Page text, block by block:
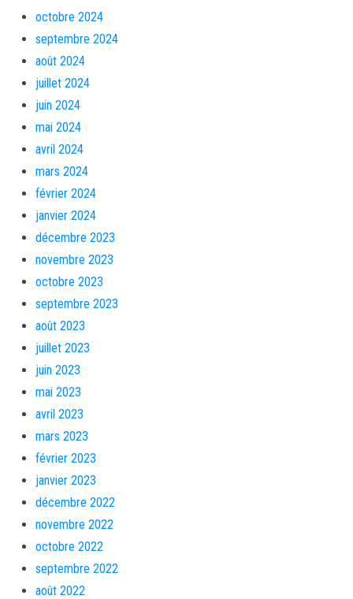
octobre 2024
septembre 2024
août 2024
juillet 2024
juin 2024
mai 2024
avril 2024
mars 2024
février 2024
janvier 2024
décembre 2023
novembre 2023
octobre 2023
septembre 2023
août 2023
juillet 2023
juin 2023
mai 2023
avril 2023
mars 2023
février 2023
janvier 2023
décembre 2022
novembre 2022
octobre 2022
septembre 2022
août 2022